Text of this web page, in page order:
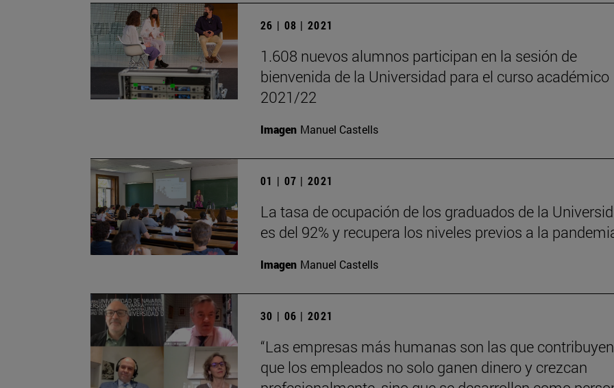
26 | 08 | 2021
1.608 nuevos alumnos participan en la sesión de
bienvenida de la Universidad para el curso académico
2021/22
Imagen Manuel Castells
01 | 07 | 2021
La tasa de ocupación de los graduados de la
es del 92% y recupera los niveles previos a la
Imagen Manuel Castells
30 | 06 | 2021
“Las empresas más humanas son las que
que los empleados no solo ganen dinero y crezcan